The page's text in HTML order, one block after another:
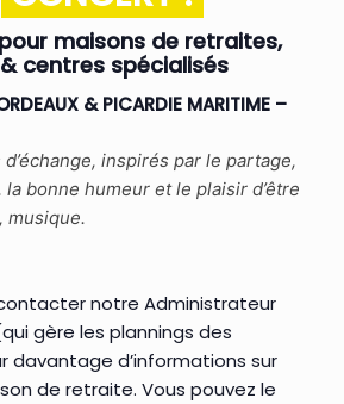
maisons de retraites,
centres spécialisés
& PICARDIE MARITIME –
inspirés par le partage,
bonne humeur et le plaisir d’être
musique.
notre Administrateur
gère les plannings des
davantage d’informations sur
de retraite. Vous pouvez le